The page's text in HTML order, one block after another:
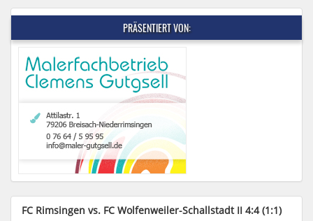
PRÄSENTIERT VON:
FC Rimsingen vs. FC Wolfenweiler-Schallstadt II 4:4 (1:1)